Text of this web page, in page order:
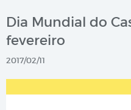
Dia Mundial do
fevereiro
2017/02/11